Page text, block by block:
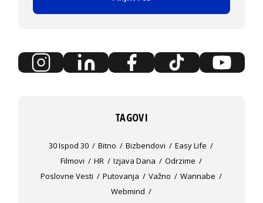
TAGOVI
30 Ispod 30 Bitno Bizbendovi
Easy Life
Filmovi
HR Izjava Dana
Odrzime
Poslovne Vesti
Putovanja Važno
Wannabe
Webmind